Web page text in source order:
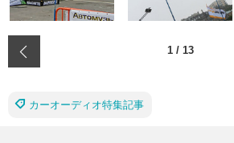
1/ 13
カーオーディオ特集記事